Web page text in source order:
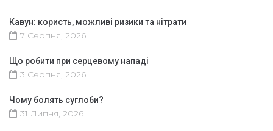
Кавун: користь, можливі ризики та нітрати
7 Серпня, 2026
Що робити при серцевому нападі
3 Серпня, 2026
Чому болять суглоби?
31 Липня, 2026